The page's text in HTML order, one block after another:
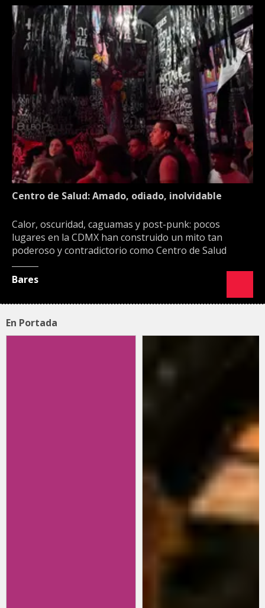
Centro de Salud: Amado, odiado, inolvidable
Calor, oscuridad, caguamas y post-punk: pocos
lugares en la CDMX han construido un mito tan
poderoso y contradictorio como Centro de Salud
Bares
En Portada